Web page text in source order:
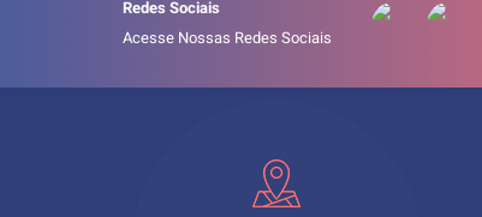
Redes Sociais
Acesse Nossas Redes Sociais